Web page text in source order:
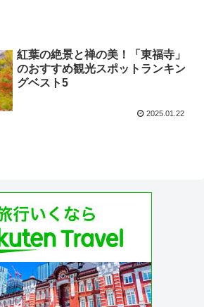
紅葉の絶景と禅の美！「東福寺」
のおすすめ観光スポットランキン
グベスト5
2025.01.22